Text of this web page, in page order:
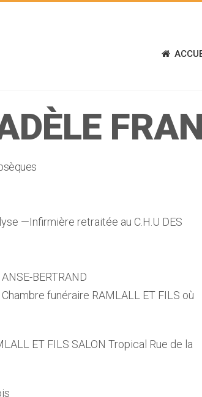
—Infirmière retraitée au C.H.U DES
BERTRAND
funéraire RAMLALL ET FILS où
ET FILS SALON Tropical Rue de la